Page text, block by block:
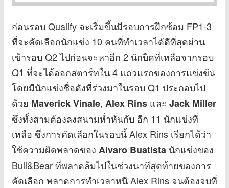
ก่อนรอบ Qualify จะเริ่มขึ้นมีรอบการฝึกซ้อม FP1-3
ที่จะคัดเลือกนักแข่ง 10 คนที่ทำเวลาได้ดีที่สุดผ่าน
เข้ารอบ Q2 ไปก่อนจะหาอีก 2 นักบิดที่เหลือจากรอบ
Q1 ที่จะได้ออกสตาร์ทใน 4 แถวแรกของการแข่งขัน
โดยมีนักแข่งชื่อดังที่ร่วงมาในรอบ Q1 ประกอบไป
ด้วย Maverick Vinale, Alex Rins และ Jack Miller
ซึ่งทั้งสามต้องลงสนามห่ำหั่นกับ อีก 11 นักแข่งที่
เหลือ ซึ่งการคัดเลือกในรอบนี้ Alex Rins เรียกได้ว่า
ใช้ความผิดพลาดของ Alvaro Buatista นักแข่งของ
Bull&Bear ที่พลาดล้มไปในช่วงนาทีสุดท้ายของการ
คัดเลือก พลาดการทำเวลาหนี Alex Rins จนต้องจบที่